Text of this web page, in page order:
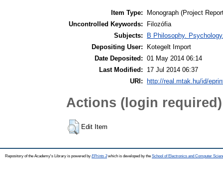
Item Type:
Monograph (Project
Uncontrolled Keywords:
Filozófia
Subjects:
B Philosophy.
Depositing User:
Kotegelt Import
Date Deposited: 01 May 2014 06:14
Last Modified:
17 Jul 2014 06:37
URI: http://real.mtak.hu/id/
Actions (login required)
Edit Item
Repository of the Academy's Library is powered by EPrints 3which is developed by the School of Electronics and Computer